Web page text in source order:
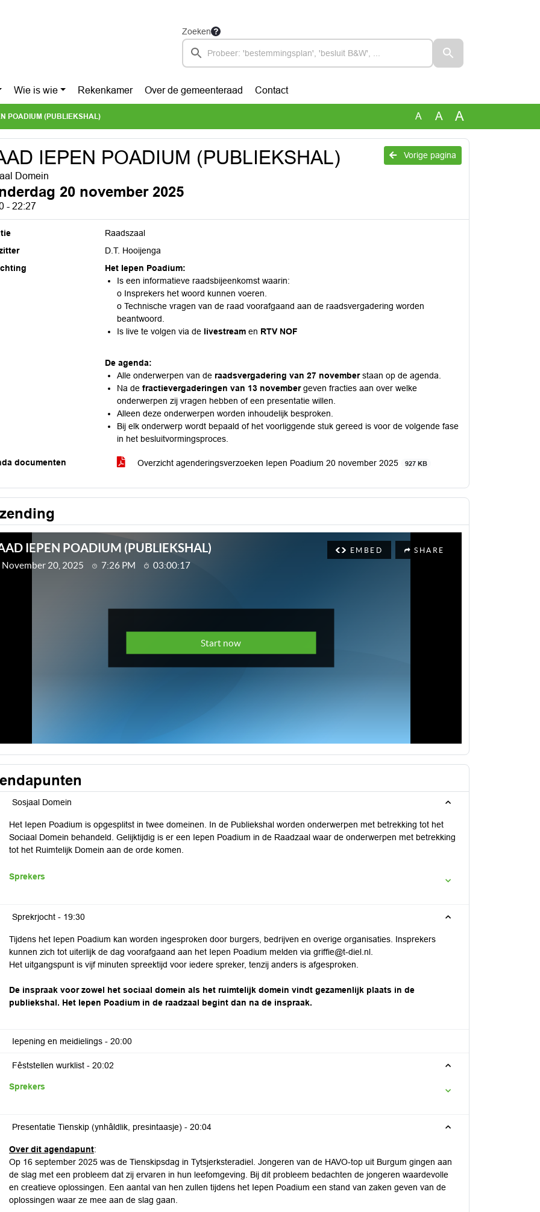
Zoeken
Wie is wie Rekenkamer Over de gemeenteraad Contact
POADIUM (PUBLIEKSHAL) A A A
Vorige pagina
IEPEN POADIUM (PUBLIEKSHAL)
Domein
20 november 2025
- 22:27
Raadszaal
D.T. Hooijenga
Het Iepen Poadium:
Is een informatieve raadsbijeenkomst waarin:
o Insprekers het woord kunnen voeren.
o Technische vragen van de raad voorafgaand aan de raadsvergadering worden
beantwoord.
Is live te volgen via de livestream en RTV NOF
De agenda:
Alle onderwerpen van de raadsvergadering van 27 novemberstaan op de agenda.
Na defractievergaderingen van 13 novembergeven fracties aan over welke
onderwerpen zij vragen hebben of een presentatie willen.
Alleen deze onderwerpen worden inhoudelijk besproken.
Bij elk onderwerp wordt bepaald of het voorliggende stuk gereed is voor de volgende fase
in het besluitvormingsproces.
documenten Overzicht agenderingsverzoeken Iepen Poadium 20 november 2025 927 KB
Sosjaal Domein
Het Iepen Poadium is opgesplitst in twee domeinen. In de Publiekshal worden onderwerpen met betrekking tot het
Sociaal Domein behandeld. Gelijktijdig is er een Iepen Poadium in de Raadzaal waar de onderwerpen met betrekking
tot het Ruimtelijk Domein aan de orde komen.
Sprekers
Sprekrjocht - 19:30
Tijdens het Iepen Poadium kan worden ingesproken door burgers, bedrijven en overige organisaties. Insprekers
kunnen zich tot uiterlijk de dag voorafgaand aan het Iepen Poadium melden via griffie@t-diel.nl.
Het uitgangspunt is vijf minuten spreektijd voor iedere spreker, tenzij anders is afgesproken.
De inspraak voor zowel het sociaal domein als het ruimtelijk domein vindt gezamenlijk plaats in de
publiekshal. Het Iepen Poadium in de raadzaal begint dan na de inspraak.
Iepening en meidielings - 20:00
Fêststellen wurklist - 20:02
Sprekers
Presentatie Tienskip (ynhâldlik, presintaasje) - 20:04
Over dit agendapunt:
Op 16 september 2025 was de Tienskipsdag in Tytsjerksteradiel. Jongeren van de HAVO-top uit Burgum gingen aan
de slag met een probleem dat zij ervaren in hun leefomgeving. Bij dit probleem bedachten de jongeren waardevolle
en creatieve oplossingen. Een aantal van hen zullen tijdens het Iepen Poadium een stand van zaken geven van de
oplossingen waar ze mee aan de slag gaan.